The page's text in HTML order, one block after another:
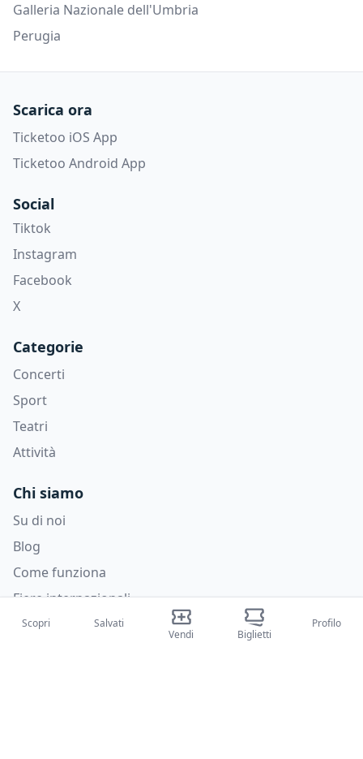
Galleria Nazionale dell'Umbria
Perugia
Scarica ora
Ticketoo iOS App
Ticketoo Android App
Social
Tiktok
Instagram
Facebook
X
Categorie
Concerti
Sport
Teatri
Attività
Chi siamo
Su di noi
Blog
Come funziona
Fiere internazionali
Creator Program
Scopri
Salvati
Vendi
Biglietti
Profilo